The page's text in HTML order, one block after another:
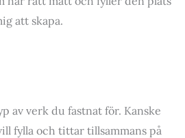
att skapa.
av verk du fastnat för. Kanske
fylla och tittar tillsammans på